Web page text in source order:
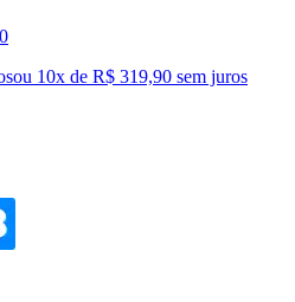
ou 10x de R$ 319,90 sem juros